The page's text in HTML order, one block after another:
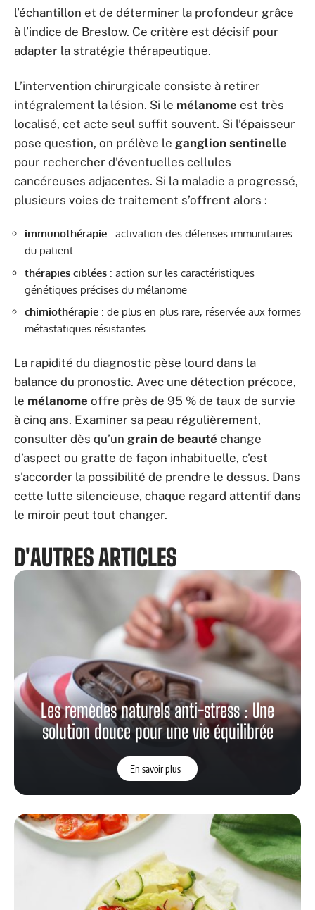
l’échantillon et de déterminer la profondeur grâce
à l’indice de Breslow. Ce critère est décisif pour
adapter la stratégie thérapeutique.
L’intervention chirurgicale consiste à retirer
intégralement la lésion. Si le mélanome est très
localisé, cet acte seul suffit souvent. Si l’épaisseur
pose question, on prélève le ganglion sentinelle
pour rechercher d’éventuelles cellules
cancéreuses adjacentes. Si la maladie a progressé,
plusieurs voies de traitement s’offrent alors :
immunothérapie : activation des défenses immunitaires
du patient
thérapies ciblées : action sur les caractéristiques
génétiques précises du mélanome
chimiothérapie : de plus en plus rare, réservée aux formes
métastatiques résistantes
La rapidité du diagnostic pèse lourd dans la
balance du pronostic. Avec une détection précoce,
le mélanome offre près de 95 % de taux de survie
à cinq ans. Examiner sa peau régulièrement,
consulter dès qu’un grain de beauté change
d’aspect ou gratte de façon inhabituelle, c’est
s’accorder la possibilité de prendre le dessus. Dans
cette lutte silencieuse, chaque regard attentif dans
le miroir peut tout changer.
D'AUTRES ARTICLES
Les remèdes naturels anti-stress : Une
solution douce pour une vie équilibrée
En savoir plus